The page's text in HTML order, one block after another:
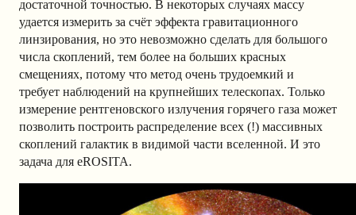
достаточной точностью. В некоторых случаях массу
удается измерить за счёт эффекта гравитационного
линзирования, но это невозможно сделать для большого
числа скоплений, тем более на больших красных
смещениях, потому что метод очень трудоемкий и
требует наблюдений на крупнейших телескопах. Только
измерение рентгеновского излучения горячего газа может
позволить построить распределение всех (!) массивных
скоплений галактик в видимой части вселенной. И это
задача для eROSITA.